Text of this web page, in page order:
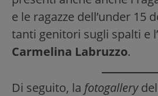
e le ragazze dell’under 15
tanti genitori sugli spalti e
Carmelina Labruzzo.
Di seguito, la fotogallery